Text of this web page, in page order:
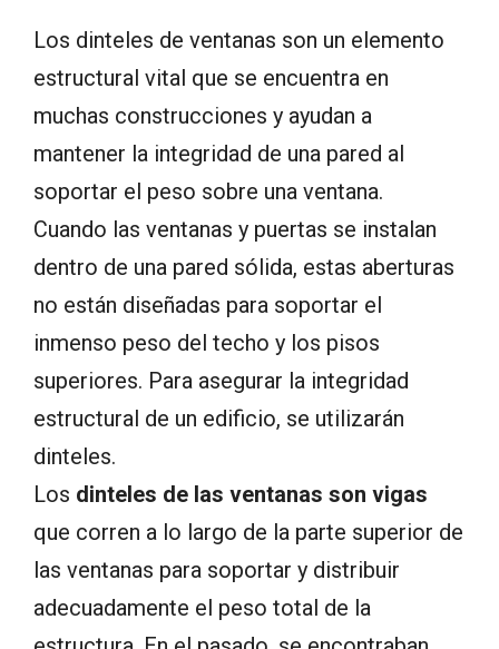
Los dinteles de ventanas son un elemento
estructural vital que se encuentra en
muchas construcciones y ayudan a
mantener la integridad de una pared al
soportar el peso sobre una ventana.
Cuando las ventanas y puertas se instalan
dentro de una pared sólida, estas aberturas
no están diseñadas para soportar el
inmenso peso del techo y los pisos
superiores. Para asegurar la integridad
estructural de un edificio, se utilizarán
dinteles.
Los dinteles de las ventanas son vigas
que corren a lo largo de la parte superior de
las ventanas para soportar y distribuir
adecuadamente el peso total de la